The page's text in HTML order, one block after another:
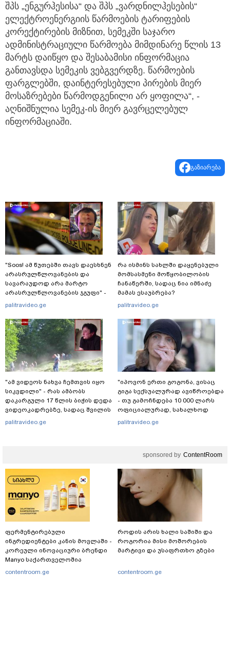
შპს „ენგურჰესისა“ და შპს „ვარდნილჰესების“
ელექტროენერგიის წარმოების ტარიფების
კორექტირების მიზნით, სემეკში საჯარო
ადმინისტრაციული წარმოება მიმდინარე წლის 13
მარტს დაიწყო და შესაბამისი ინფორმაცია
განთავსდა სემეკის ვებგვერდზე. წარმოების
ფარგლებში, დაინტერესებული პირების მიერ
მოსაზრებები წარმოდგენილი არ ყოფილა“, -
აღნიშნულია სემეკ-ის მიერ გავრცელებულ
ინფორმაციაში.
გაზიარება
"Soos! ამ წუთებში თავს დაესხნენ
არასრულწლოვანების და
სავარაუდოდ არა მარტო
არასრულწლოვანების ჯგუფი" -
რა ინფორმაციას ავრცელებს
palitravideo.ge
"ამ ვიდეოს ნახვა ჩემთვის იყო
სიკვდილი" - რას ამბობს
დაკარგული 17 წლის ბიჭის დედა
ვიდეოკადრებზე, სადაც შვილის
განწირული ვედრების ხმა
palitravideo.ge
რა ისმინს სახლში დაყენებული
მომსასმენი მოწყობილობის
ჩანაწერში, სადაც ნია იმნაძე
მამას ესაუბრება?
palitravideo.ge
"იპოვონ ერთი გოგონა, ვისაც
გიგა სექსუალურად ავიწროებდა
- თუ გამოჩნდება 10 000 ლარს
ოფიციალურად, სახალხოდ
გადავცემ" - ეკა კუპატაძე
palitravideo.ge
sponsored by ContentRoom
ფერმენტირებული
ინგრედიენტები კანის მოვლაში -
კორეული ინოვაციური ბრენდი
Manyo საქართველოშია
contentroom.ge
როდის არის ხალი საშიში და
როგორია მისი მოშორების
მარტივი და უსაფრთხო გზები
contentroom.ge